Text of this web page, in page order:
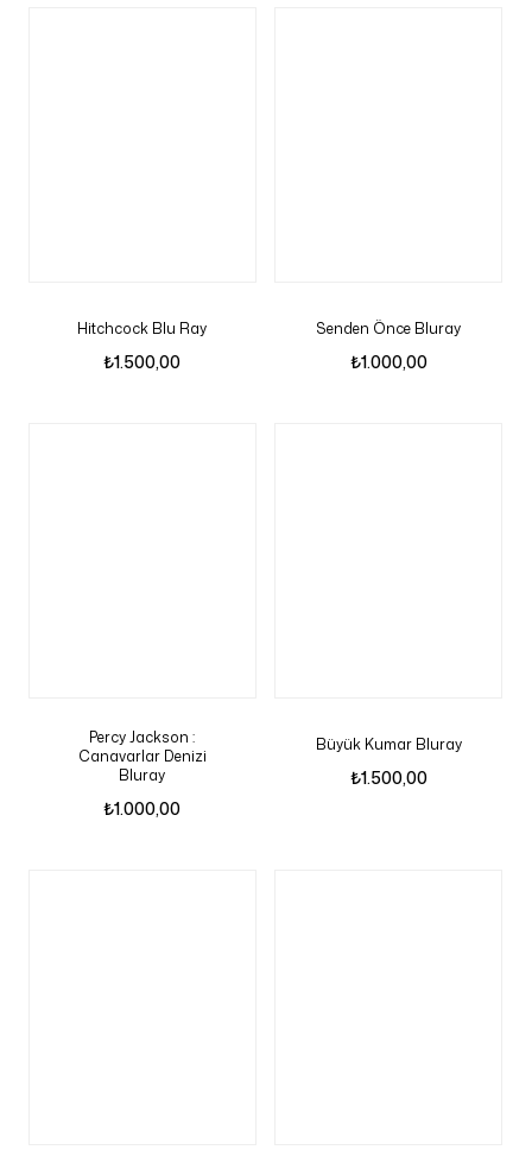
Hitchcock Blu Ray
₺1.500,00
Senden Önce Bluray
₺1.000,00
Percy Jackson :
Canavarlar Denizi
Bluray
₺1.000,00
Büyük Kumar Bluray
₺1.500,00